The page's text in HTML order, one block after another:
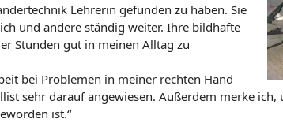
Lehrerin gefunden zu haben. Sie
und andere ständig weiter. Ihre bildhafte
Stunden gut in meinen Alltag zu
bei Problemen in meiner rechten Hand
sehr darauf angewiesen. Außerdem merke ich,
ist.“